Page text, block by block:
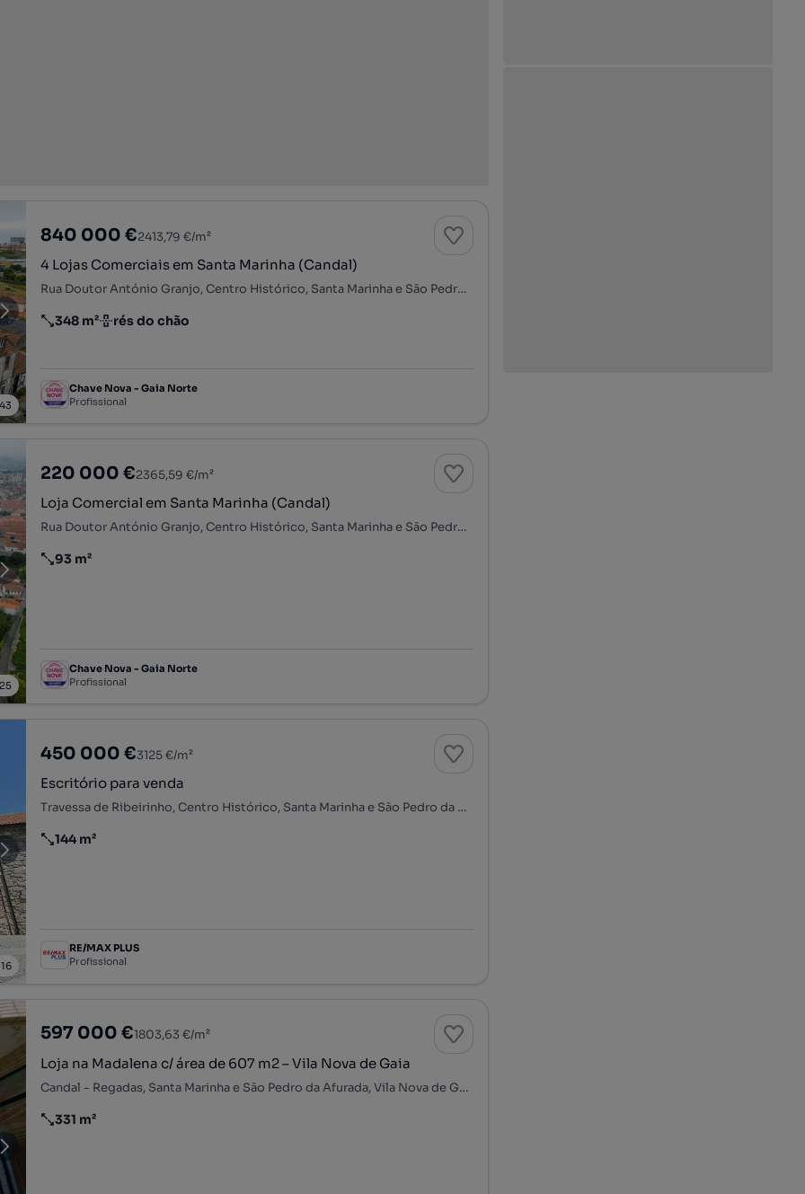
43
840 000 €2413,79 €/m²
4 Lojas Comerciais em Santa Marinha (Candal)
Rua Doutor António Granjo, Centro Histórico, Santa Marinha e São Pedro da Afurada, Vila Nova de Gaia, Porto
Preço por metro quadrado
348 m²
Andar rés do chão
Chave Nova - Gaia Norte
Profissional
25
220 000 €2365,59 €/m²
Loja Comercial em Santa Marinha (Candal)
Rua Doutor António Granjo, Centro Histórico, Santa Marinha e São Pedro da Afurada, Vila Nova de Gaia, Porto
Preço por metro quadrado
93 m²
Chave Nova - Gaia Norte
Profissional
16
450 000 €3125 €/m²
Escritório para venda
Travessa de Ribeirinho, Centro Histórico, Santa Marinha e São Pedro da Afurada, Vila Nova de Gaia, Porto
Preço por metro quadrado
144 m²
RE/MAX PLUS
Profissional
597 000 €1803,63 €/m²
Loja na Madalena c/ área de 607 m2 – Vila Nova de Gaia
Candal - Regadas, Santa Marinha e São Pedro da Afurada, Vila Nova de Gaia, Porto
Preço por metro quadrado
331 m²